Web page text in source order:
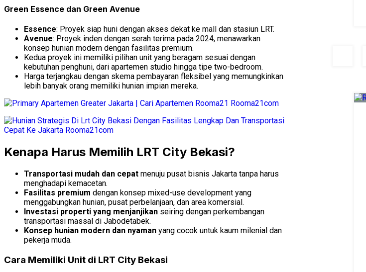
Green Essence dan Green Avenue
Essence: Proyek siap huni dengan akses dekat ke mall dan stasiun LRT.
Avenue: Proyek inden dengan serah terima pada 2024, menawarkan
konsep hunian modern dengan fasilitas premium.
Kedua proyek ini memiliki pilihan unit yang beragam sesuai dengan
kebutuhan penghuni, dari apartemen studio hingga tipe two-bedroom.
Harga terjangkau dengan skema pembayaran fleksibel yang memungkinkan
lebih banyak orang memiliki hunian impian mereka.
Kenapa Harus Memilih LRT City Bekasi?
Transportasi mudah dan cepat menuju pusat bisnis Jakarta tanpa harus
menghadapi kemacetan.
Fasilitas premium dengan konsep mixed-use development yang
menggabungkan hunian, pusat perbelanjaan, dan area komersial.
Investasi properti yang menjanjikan seiring dengan perkembangan
transportasi massal di Jabodetabek.
Konsep hunian modern dan nyaman yang cocok untuk kaum milenial dan
pekerja muda.
Cara Memiliki Unit di LRT City Bekasi